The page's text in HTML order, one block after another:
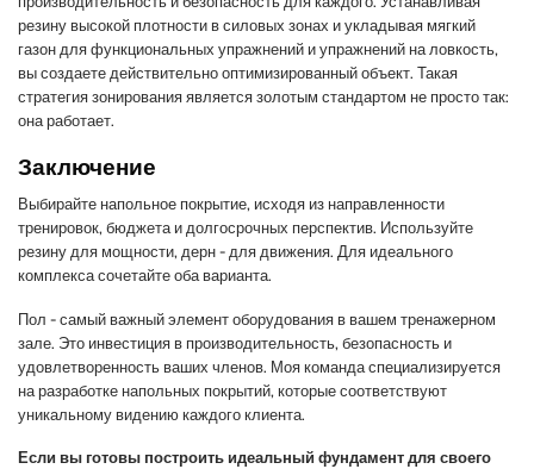
резину высокой плотности в силовых зонах и укладывая мягкий
газон для функциональных упражнений и упражнений на ловкость,
вы создаете действительно оптимизированный объект. Такая
стратегия зонирования является золотым стандартом не просто так:
она работает.
Заключение
Выбирайте напольное покрытие, исходя из направленности
тренировок, бюджета и долгосрочных перспектив. Используйте
резину для мощности, дерн - для движения. Для идеального
комплекса сочетайте оба варианта.
Пол - самый важный элемент оборудования в вашем тренажерном
зале. Это инвестиция в производительность, безопасность и
удовлетворенность ваших членов. Моя команда специализируется
на разработке напольных покрытий, которые соответствуют
уникальному видению каждого клиента.
Если вы готовы построить идеальный фундамент для своего